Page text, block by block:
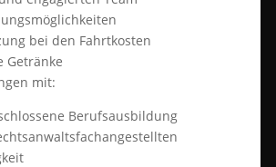
Einschätzung.
und Beratungstermine
organisiert, auch außerhalb
Bürozeiten, auf Wunsch auch
Betriebssitz.
bei den Fahrtkosten
Getränke
mit:
Berufsausbildung